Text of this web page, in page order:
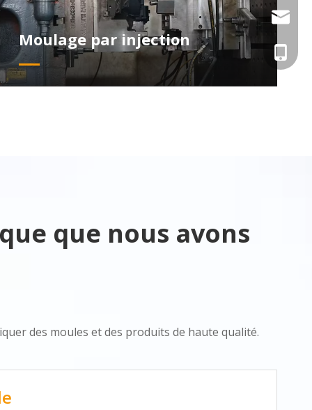
Moulage par injection
que nous avons
des moules et des produits de haute qualité.
+86-